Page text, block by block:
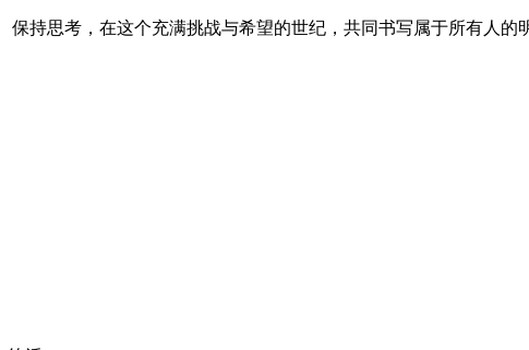
保持思考，在这个充满挑战与希望的世纪，共同书写属于所有人的